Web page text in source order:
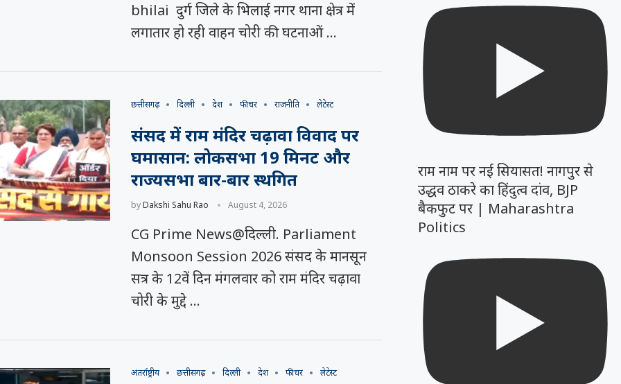
bhilai दुर्ग जिले के भिलाई नगर थाना क्षेत्र में
लगातार हो रही वाहन चोरी की घटनाओं …
छत्तीसगढ़ दिल्ली देश फीचर राजनीति लेटेस्ट
संसद में राम मंदिर चढ़ावा विवाद पर
घमासान: लोकसभा 19 मिनट और
राज्यसभा बार-बार स्थगित
byDakshi Sahu Rao August 4, 2026
CG Prime News@दिल्ली. Parliament
Monsoon Session 2026 संसद के मानसून
सत्र के 12वें दिन मंगलवार को राम मंदिर चढ़ावा
चोरी के मुद्दे …
अंतर्राष्ट्रीय छत्तीसगढ़ दिल्ली देश फीचर लेटेस्ट
राम नाम पर नई सियासत! नागपुर से
उद्धव ठाकरे का हिंदुत्व दांव, BJP
बैकफुट पर | Maharashtra
Politics